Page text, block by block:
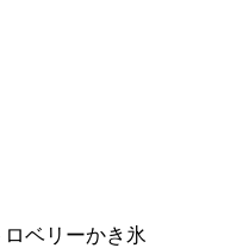
ベリーかき氷